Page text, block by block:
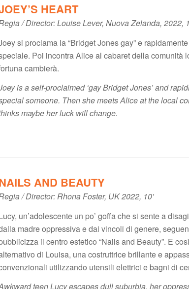
HEART
/ Director: Louise Lever, Nuova Zelanda, 2022,
si proclama la “Bridget Jones gay” e
Poi incontra Alice al cabaret della comunità
cambierà.
is a self-proclaimed ‘gay Bridget Jones’ and
someone. Then she meets Alice at the local
maybe her luck will change.
AND BEAUTY
/ Director: Rhona Foster, UK 2022, 10’
un’adolescente un po’ goffa che si sente a
madre oppressiva e dai vincoli di genere,
il centro estetico “Nails and Beauty”. E
di Louisa, una costruttrice brillante e
utilizzando utensili elettrici e bagni di
teen Lucy escapes dull suburbia, her